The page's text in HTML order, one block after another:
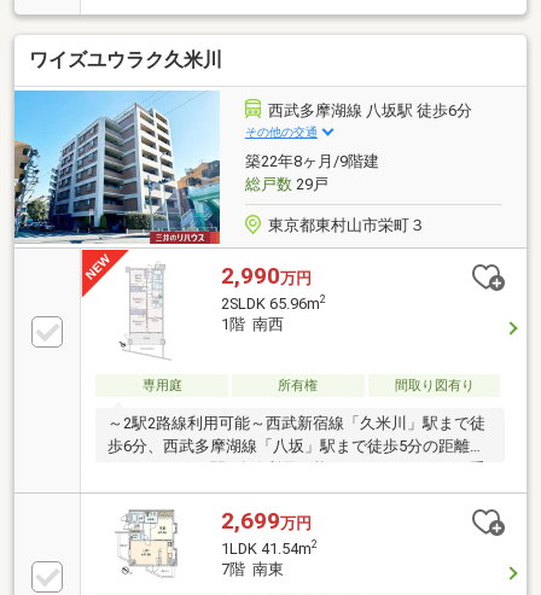
る間取り◆カウンターキッチン、食器洗浄乾燥機、浄
水器 床暖房、天井カセットエアコン、エアコン2基
も掲載◆浴室乾燥機、追い焚き機能、温水洗浄便座
ダブルオートロック、宅配ボックス、24時間ゴミ出し
可能◆ペット飼育可【地域密着44年】西荻窪の昭和建
物です。杉並・中野・武蔵野・練馬に特化し、不動産
購入や買換えを丁寧にサポート。地域情報にも精通し
たスタッフがご提案します。お気軽にご相談くださ
い。
ワイズユウラク久米川
西武多摩湖線 八坂駅 徒歩6分
その他の交通
築22年8ヶ月/9階建
総戸数29戸
東京都東村山市栄町３
2,990万円
2SLDK 65.96m2
1階 南西
専用庭 所有権 間取り図有り
～2駅2路線利用可能～西武新宿線「久米川」駅まで徒
歩6分、西武多摩湖線「八坂」駅まで徒歩5分の距離に
視されるお客様におすすめの物件となります。～設備
～防犯設備も充実しており、オートロックシステムや
テレビカメラ付きインターホンが付いております。宅
配ボックスが付いており、不在時にも荷物を受け取る
ことが出来ます。2026年10月分より、管理費は13280
2,699万円
1LDK 41.54m2
7階 南東